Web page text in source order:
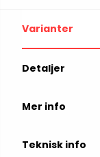
Varianter
Detaljer
Mer info
Teknisk info